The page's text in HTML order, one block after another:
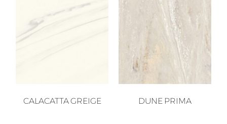
CALACATTA GREIGE DUNE PRIMA